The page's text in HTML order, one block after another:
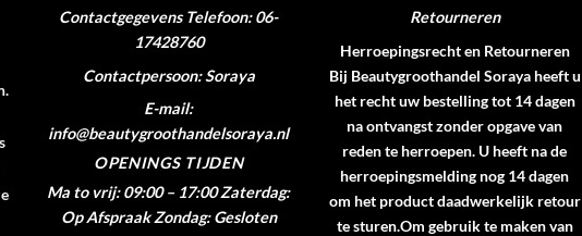
ContactgegevensTelefoon: 06-
17428760
Contactpersoon: Soraya
E-mail:
info@beautygroothandelsoraya.nl
OPENINGS TIJDEN
Ma to vrij: 09:00 – 17:00 Zaterdag:
Op Afspraak Zondag: Gesloten
Retourneren
Herroepingsrecht en Retourneren
Bij Beautygroothandel Soraya heeft u
het recht uw bestelling tot 14 dagen
na ontvangst zonder opgave van
reden te herroepen. U heeft na de
herroepingsmelding nog 14 dagen
om het product daadwerkelijk retour
te sturen.Om gebruik te maken van